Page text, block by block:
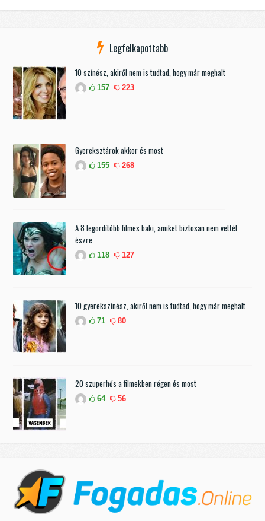
Legfelkapottabb
10 színész, akiről nem is tudtad, hogy már meghalt
157 223
Gyereksztárok akkor és most
155 268
A 8 legordítóbb filmes baki, amiket biztosan nem vettél
észre
118 127
10 gyerekszínész, akiről nem is tudtad, hogy már meghalt
71 80
20 szuperhős a filmekben régen és most
64 56